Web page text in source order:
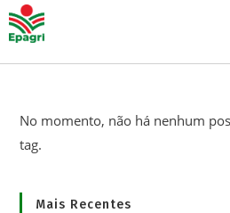
No momento, não há nenhum
tag.
Mais Recentes